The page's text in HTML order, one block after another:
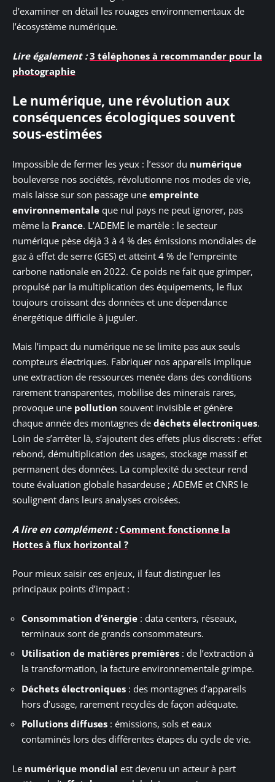
d’examiner en détail les rouages environnementaux de
l’écosystème numérique.
Lire également : 3 téléphones à recommander pour la
photographie
Le numérique, une révolution aux
conséquences écologiques souvent
sous-estimées
Impossible de fermer les yeux : l’essor du numérique
bouleverse nos sociétés, révolutionne nos modes de vie,
mais laisse sur son passage une empreinte
environnementale que nul pays ne peut ignorer, pas
même la France. L’ADEME le martèle : le secteur
numérique pèse déjà 3 à 4 % des émissions mondiales de
gaz à effet de serre (GES) et atteint 4 % de l’empreinte
carbone nationale en 2022. Ce poids ne fait que grimper,
propulsé par la multiplication des équipements, le flux
toujours croissant des données et une dépendance
énergétique difficile à juguler.
Mais l’impact du numérique ne se limite pas aux seuls
compteurs électriques. Fabriquer nos appareils implique
une extraction de ressources menée dans des conditions
rarement transparentes, mobilise des minerais rares,
provoque une pollution souvent invisible et génère
chaque année des montagnes de déchets électroniques.
Loin de s’arrêter là, s’ajoutent des effets plus discrets : effet
rebond, démultiplication des usages, stockage massif et
permanent des données. La complexité du secteur rend
toute évaluation globale hasardeuse ; ADEME et CNRS le
soulignent dans leurs analyses croisées.
A lire en complément : Comment fonctionne la
Hottes à flux horizontal ?
Pour mieux saisir ces enjeux, il faut distinguer les
principaux points d’impact :
Consommation d’énergie : data centers, réseaux,
terminaux sont de grands consommateurs.
Utilisation de matières premières : de l’extraction à
la transformation, la facture environnementale grimpe.
Déchets électroniques : des montagnes d’appareils
hors d’usage, rarement recyclés de façon adéquate.
Pollutions diffuses : émissions, sols et eaux
contaminés lors des différentes étapes du cycle de vie.
Le numérique mondial est devenu un acteur à part